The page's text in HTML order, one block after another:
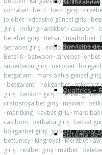
SkillScanner
Servicios
Qualtrics –
Sistema de
romabet · betci · betci giriş ·
jojobet · vdcasino güncel giriş ·
giriş · mrking · antikbet · casibom ·
betebet giriş · Betsat · madridbet ·
setrabet giriş · avrupabet·
Bets10 · betwoon · zirvebet · enbet
süperbetin giriş · nerobet ·
betgaranti · mars-bahis güncel giriş
· betgaranti · holiganbet·roketbet
giriş · betkom giriş· meritking·
cratosroyalbet giriş · maxwin ·
· meritking · kavbet giriş · mars-
casibom · betbaba giriş · betsat
holiganbet giriş · jojobet·egebet
betturkey · kingroyal ·Meritbet·
giriş · restbet giriş · matbet ·